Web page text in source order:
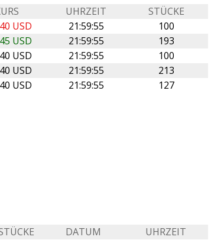
UHRZEIT
STÜCKE
USD 21:59:55
100
USD 21:59:55
193
USD 21:59:55
100
USD 21:59:55
213
USD 21:59:55 127
DATUM
UHRZEIT